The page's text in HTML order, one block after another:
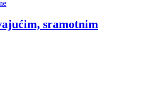
sramotnim